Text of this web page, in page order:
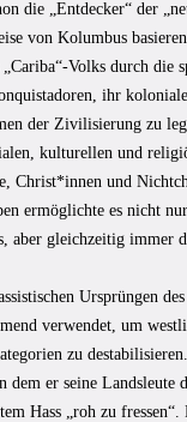
die „Entdecker“ der
von Kolumbus
Volks durch die
ihr
der Zivilisierung zu
kulturellen und
Christ*innen und
ermöglichte es nicht
aber gleichzeitig immer
Ursprüngen
verwendet, um
zu
dem er seine
Hass „roh zu